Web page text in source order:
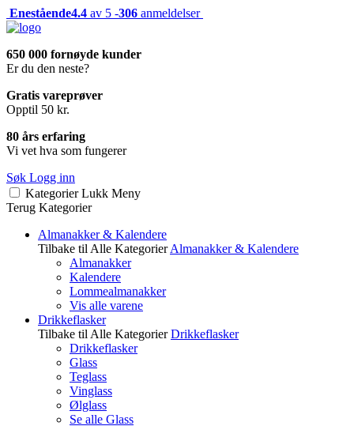
Enestående4.4 av 5 -306 anmeldelser
650 000 fornøyde kunder
Er du den neste?
Gratis vareprøver
Opptil 50 kr.
80 års erfaring
Vi vet hva som fungerer
Søk Logg inn
Kategorier Lukk Meny
Terug Kategorier
Almanakker & Kalendere
Tilbake til Alle Kategorier Almanakker & Kalendere
Almanakker
Kalendere
Lommealmanakker
Vis alle varene
Drikkeflasker
Tilbake til Alle Kategorier Drikkeflasker
Drikkeflasker
Glass
Teglass
Vinglass
Ølglass
Se alle Glass